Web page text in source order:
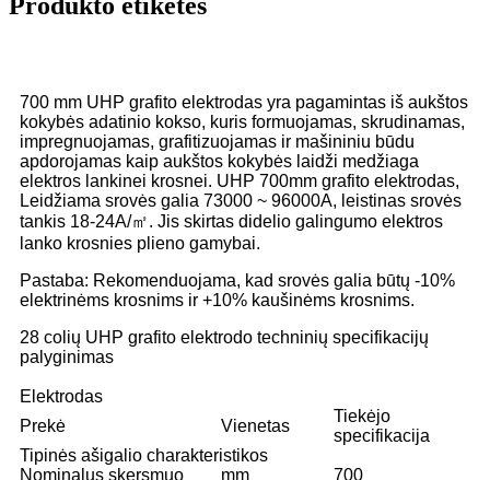
Produkto etiketės
700 mm UHP grafito elektrodas yra pagamintas iš aukštos
kokybės adatinio kokso, kuris formuojamas, skrudinamas,
impregnuojamas, grafitizuojamas ir mašininiu būdu
apdorojamas kaip aukštos kokybės laidži medžiaga
elektros lankinei krosnei. UHP 700mm grafito elektrodas,
Leidžiama srovės galia 73000 ~ 96000A, leistinas srovės
tankis 18-24A/㎡. Jis skirtas didelio galingumo elektros
lanko krosnies plieno gamybai.
Pastaba: Rekomenduojama, kad srovės galia būtų -10%
elektrinėms krosnims ir +10% kaušinėms krosnims.
28 colių UHP grafito elektrodo techninių specifikacijų
palyginimas
Elektrodas
Prekė
Vienetas
Tiekėjo
specifikacija
Tipinės ašigalio charakteristikos
Nominalus skersmuo
mm
700